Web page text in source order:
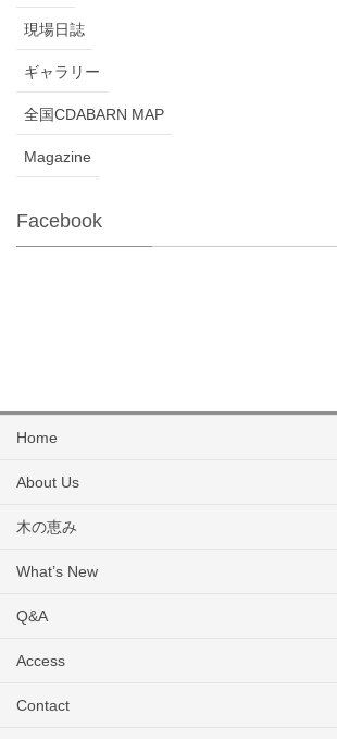
現場日誌
ギャラリー
全国CDABARN MAP
Magazine
Facebook
Home
About Us
木の恵み
What’s New
Q&A
Access
Contact